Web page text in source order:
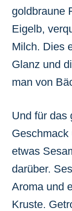
goldbraune
Eigelb,
Milch. Dies
Glanz und
man von
Und für das
Geschmack
etwas
darüber.
Aroma und
Kruste.